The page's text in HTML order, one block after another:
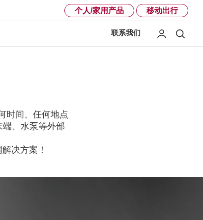
个人/家用产品 移动出行
联系我们 我的LG
时间、任何地点
、水泵等外部
决方案！